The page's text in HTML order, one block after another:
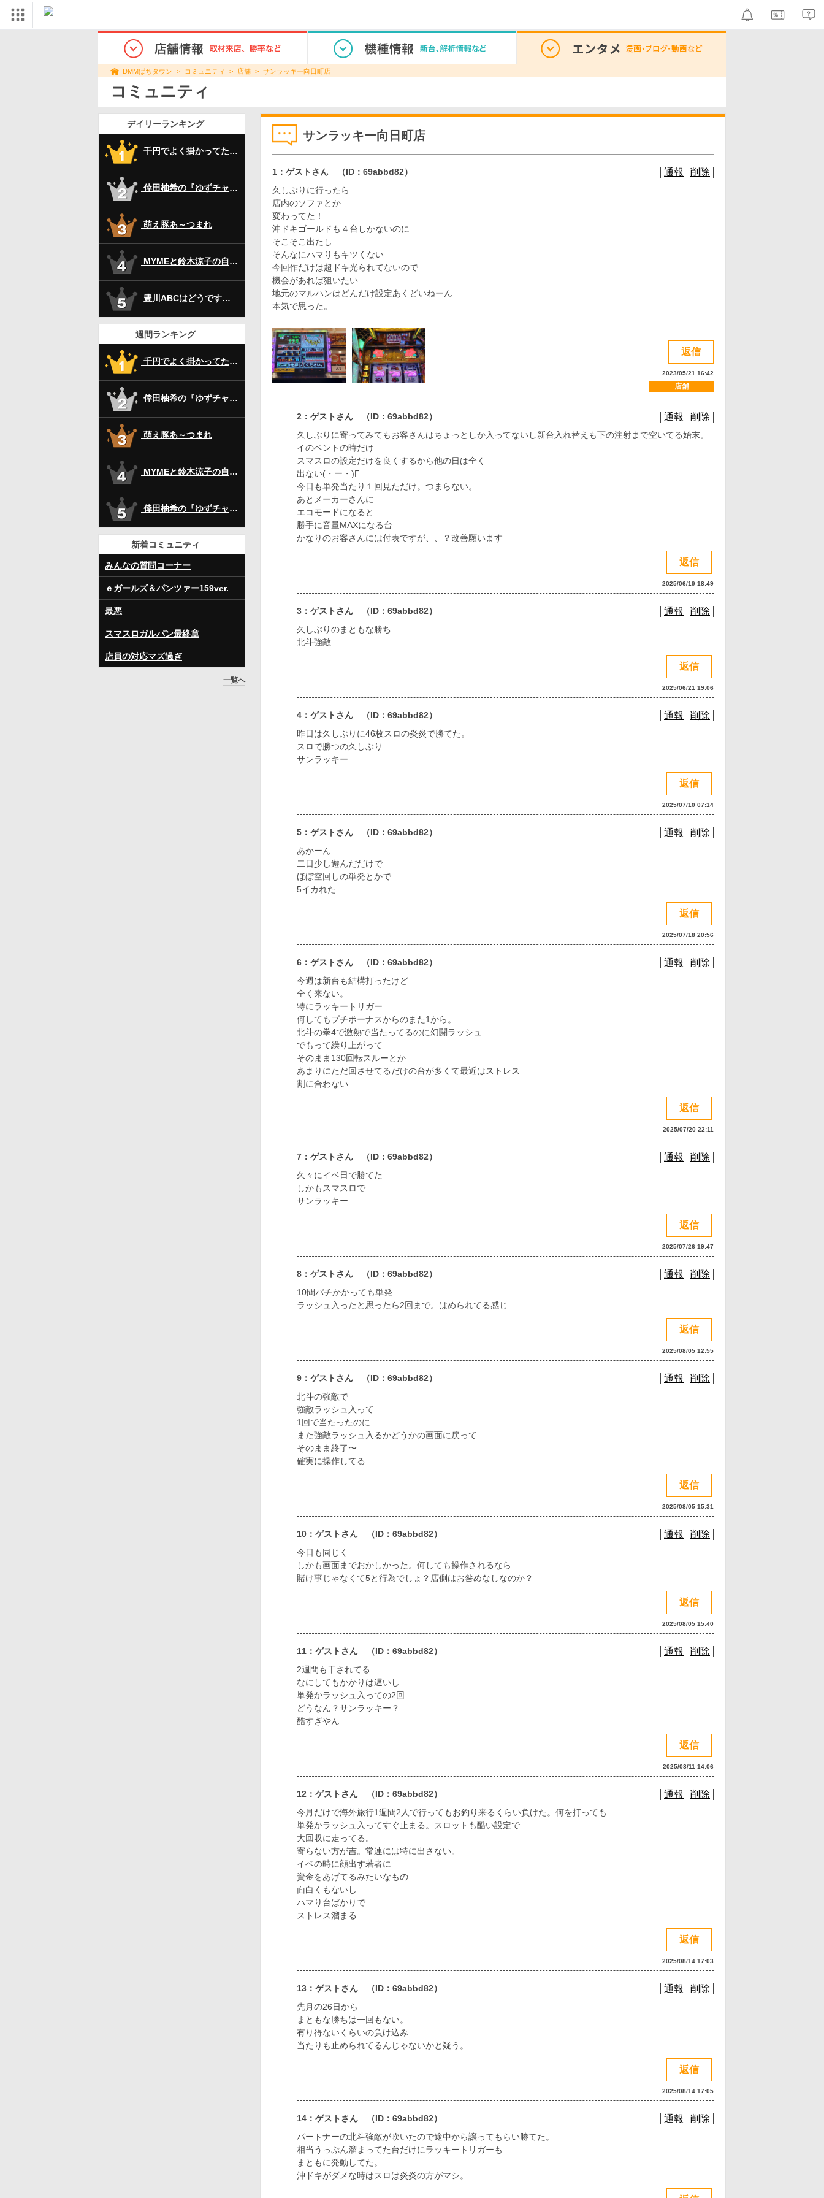
DMMぱちタウン コミュニティ 店舗 サンラッキー向日町店
コミュニティ
デイリーランキング
千円でよく掛かってた123のジャグラー？
倖田柚希の『ゆずチャット』その２!!
萌え豚あ～つまれ
MYMEと鈴木涼子の自由奔放チャット
豊川ABCはどうですか！？
週間ランキング
千円でよく掛かってた123のジャグラー？
倖田柚希の『ゆずチャット』その２!!
萌え豚あ～つまれ
MYMEと鈴木涼子の自由奔放チャット
倖田柚希の『ゆずチャット』
新着コミュニティ
みんなの質問コーナー
ｅガールズ＆パンツァー159ver.
最悪
スマスロガルパン最終章
店員の対応マズ過ぎ
一覧へ
サンラッキー向日町店
1：ゲストさん （ID：69abbd82） 通報 削除
久しぶりに行ったら
店内のソファとか
変わってた！
沖ドキゴールドも４台しかないのに
そこそこ出たし
そんなにハマりもキツくない
今回作だけは超ドキ光られてないので
機会があれば狙いたい
地元のマルハンはどんだけ設定あくどいねーん
本気で思った。
返信
2023/05/21 16:42
店舗
2：ゲストさん （ID：69abbd82） 通報 削除
久しぶりに寄ってみてもお客さんはちょっとしか入ってないし新台入れ替えも下の注射まで空いてる始末。
イのベントの時だけ
スマスロの設定だけを良くするから他の日は全く
出ない(・ー・)Г
今日も単発当たり１回見ただけ。つまらない。
あとメーカーさんに
エコモードになると
勝手に音量MAXになる台
かなりのお客さんには付表ですが、、？改善願います
返信
2025/06/19 18:49
3：ゲストさん （ID：69abbd82） 通報 削除
久しぶりのまともな勝ち
北斗強敵
返信
2025/06/21 19:06
4：ゲストさん （ID：69abbd82） 通報 削除
昨日は久しぶりに46枚スロの炎炎で勝てた。
スロで勝つの久しぶり
サンラッキー
返信
2025/07/10 07:14
5：ゲストさん （ID：69abbd82） 通報 削除
あかーん
二日少し遊んだだけで
ほぼ空回しの単発とかで
5イカれた
返信
2025/07/18 20:56
6：ゲストさん （ID：69abbd82） 通報 削除
今週は新台も結構打ったけど
全く来ない。
特にラッキートリガー
何してもプチポーナスからのまた1から。
北斗の拳4で激熱で当たってるのに幻闘ラッシュ
でもって繰り上がって
そのまま130回転スルーとか
あまりにただ回させてるだけの台が多くて最近はストレス
割に合わない
返信
2025/07/20 22:11
7：ゲストさん （ID：69abbd82） 通報 削除
久々にイベ日で勝てた
しかもスマスロで
サンラッキー
返信
2025/07/26 19:47
8：ゲストさん （ID：69abbd82） 通報 削除
10間パチかかっても単発
ラッシュ入ったと思ったら2回まで。はめられてる感じ
返信
2025/08/05 12:55
9：ゲストさん （ID：69abbd82） 通報 削除
北斗の強敵で
強敵ラッシュ入って
1回で当たったのに
また強敵ラッシュ入るかどうかの画面に戻って
そのまま終了〜
確実に操作してる
返信
2025/08/05 15:31
10：ゲストさん （ID：69abbd82） 通報 削除
今日も同じく
しかも画面までおかしかった。何しても操作されるなら
賭け事じゃなくて5と行為でしょ？店側はお咎めなしなのか？
返信
2025/08/05 15:40
11：ゲストさん （ID：69abbd82） 通報 削除
2週間も干されてる
なにしてもかかりは遅いし
単発かラッシュ入っての2回
どうなん？サンラッキー？
酷すぎやん
返信
2025/08/11 14:06
12：ゲストさん （ID：69abbd82） 通報 削除
今月だけで海外旅行1週間2人で行ってもお釣り来るくらい負けた。何を打っても
単発かラッシュ入ってすぐ止まる。スロットも酷い設定で
大回収に走ってる。
寄らない方が吉。常連には特に出さない。
イベの時に顔出す若者に
資金をあげてるみたいなもの
面白くもないし
ハマり台ばかりで
ストレス溜まる
返信
2025/08/14 17:03
13：ゲストさん （ID：69abbd82） 通報 削除
先月の26日から
まともな勝ちは一回もない。
有り得ないくらいの負け込み
当たりも止められてるんじゃないかと疑う。
返信
2025/08/14 17:05
14：ゲストさん （ID：69abbd82） 通報 削除
パートナーの北斗強敵が吹いたので途中から譲ってもらい勝てた。
相当うっぷん溜まってた台だけにラッキートリガーも
まともに発動してた。
沖ドキがダメな時はスロは炎炎の方がマシ。